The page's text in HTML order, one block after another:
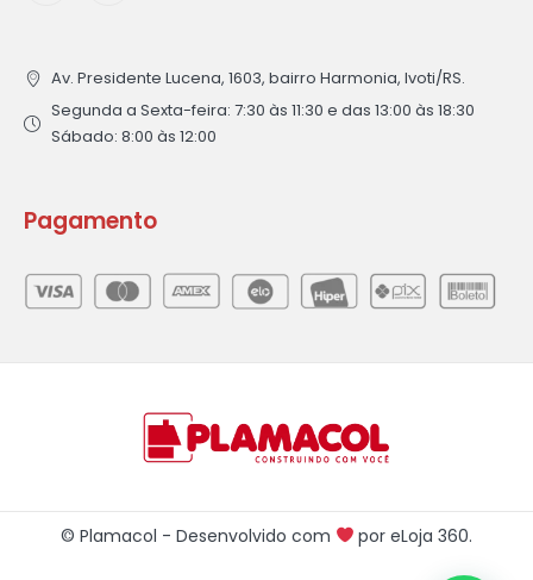
Av. Presidente Lucena, 1603, bairro Harmonia, Ivoti/RS.
Segunda a Sexta-feira: 7:30 às 11:30 e das 13:00 às 18:30
Sábado: 8:00 às 12:00
Pagamento
© Plamacol - Desenvolvido com poreLoja 360.